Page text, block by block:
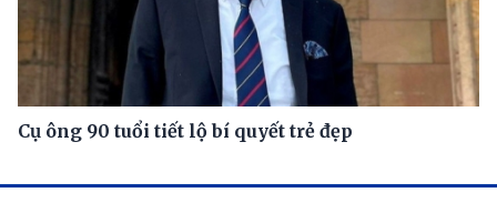
Cụ ông 90 tuổi tiết lộ bí quyết trẻ đẹp